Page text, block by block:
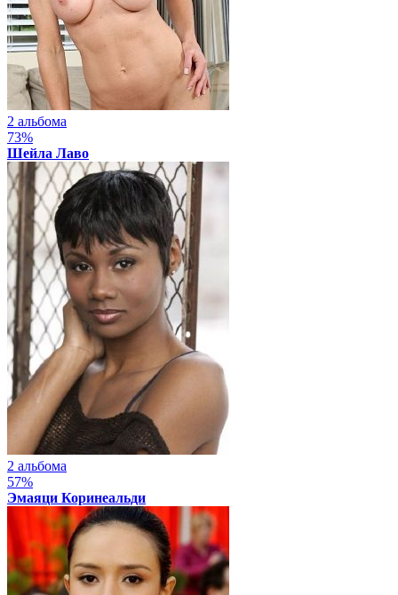
2 альбома
73%
Шейла Лаво
2 альбома
57%
Эмаяци Коринеальди